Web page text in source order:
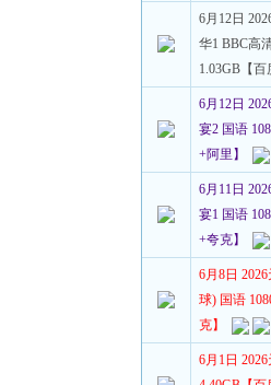
6月12日
华1 BBC高
1.03GB【百
6月12日
宴2 国语
+阿里】
6月11日
宴1 国语
+夸克】
6月8日
球) 国语
克】
6月1日